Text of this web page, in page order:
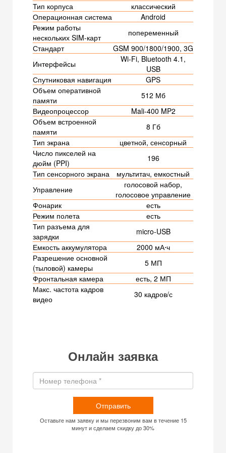
Тип корпуса
классический
Операционная система
Android
Режим работы
нескольких SIM-карт
попеременный
Стандарт
GSM 900/1800/1900, 3G
Интерфейсы
Wi-Fi, Bluetooth 4.1,
USB
Спутниковая навигация
GPS
Объем оперативной
памяти
512 Мб
Видеопроцессор
Mali-400 MP2
Объем встроенной
памяти
8 Гб
Тип экрана
цветной, сенсорный
Число пикселей на
дюйм (PPI)
196
Тип сенсорного экрана
мультитач, емкостный
Управление
голосовой набор,
голосовое управление
Фонарик
есть
Режим полета
есть
Тип разъема для
зарядки
micro-USB
Емкость аккумулятора
2000 мА⋅ч
Разрешение основной
(тыловой) камеры
5 МП
Фронтальная камера
есть, 2 МП
Макс. частота кадров
видео
30 кадров/с
Онлайн заявка
Отправить
Оставьте нам заявку и мы перезвоним вам в течение 15
минут и сделаем скидку до 30%